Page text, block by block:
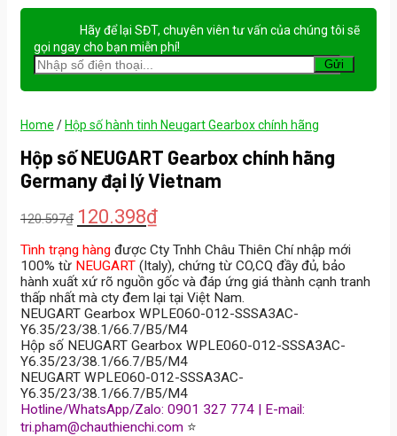
Hãy để lại SĐT, chuyên viên tư vấn của chúng tôi sẽ
gọi ngay cho bạn miễn phí!
Home / Hộp số hành tinh Neugart Gearbox chính hãng
Hộp số NEUGART Gearbox chính hãng
Germany đại lý Vietnam
120.597₫ 120.398₫
Tình trạng hàng được Cty Tnhh Châu Thiên Chí nhập mới
100% từ NEUGART (Italy), chứng từ CO,CQ đầy đủ, bảo
hành xuất xứ rõ nguồn gốc và đáp ứng giá thành cạnh tranh
thấp nhất mà cty đem lại tại Việt Nam.
NEUGART Gearbox WPLE060-012-SSSA3AC-
Y6.35/23/38.1/66.7/B5/M4
Hộp số NEUGART Gearbox WPLE060-012-SSSA3AC-
Y6.35/23/38.1/66.7/B5/M4
NEUGART WPLE060-012-SSSA3AC-
Y6.35/23/38.1/66.7/B5/M4
Hotline/WhatsApp/Zalo: 0901 327 774 | E-mail:
tri.pham@chauthienchi.com ⭐